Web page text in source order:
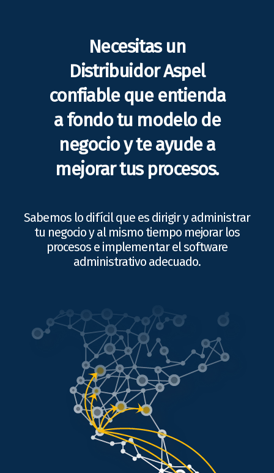
Necesitas un
Distribuidor Aspel
confiable que entienda
a fondo tu modelo de
negocio y te ayude a
mejorar tus procesos.
Sabemos lo difícil que es dirigir y administrar
tu negocio y al mismo tiempo mejorar los
procesos e implementar el software
administrativo adecuado.